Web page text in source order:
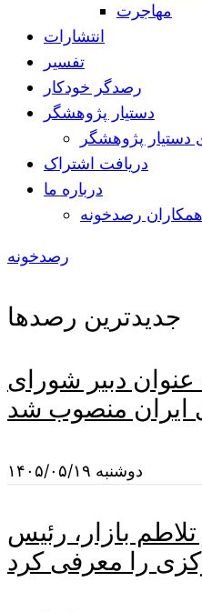
مهاجرت
انتشارات
تفسیر
رصدگر خودکار
دستیار پژوهشگر
دستیار پژوهشگر
دریافت اشتراک
درباره ما
همکاران رصدخونه
رصدخونه
جدیدترین رصدها
دبیر شورای
ایران منصوب شد
دوشنبه ۱۴۰۵/۰۵/۱۹
بازار، رئیس